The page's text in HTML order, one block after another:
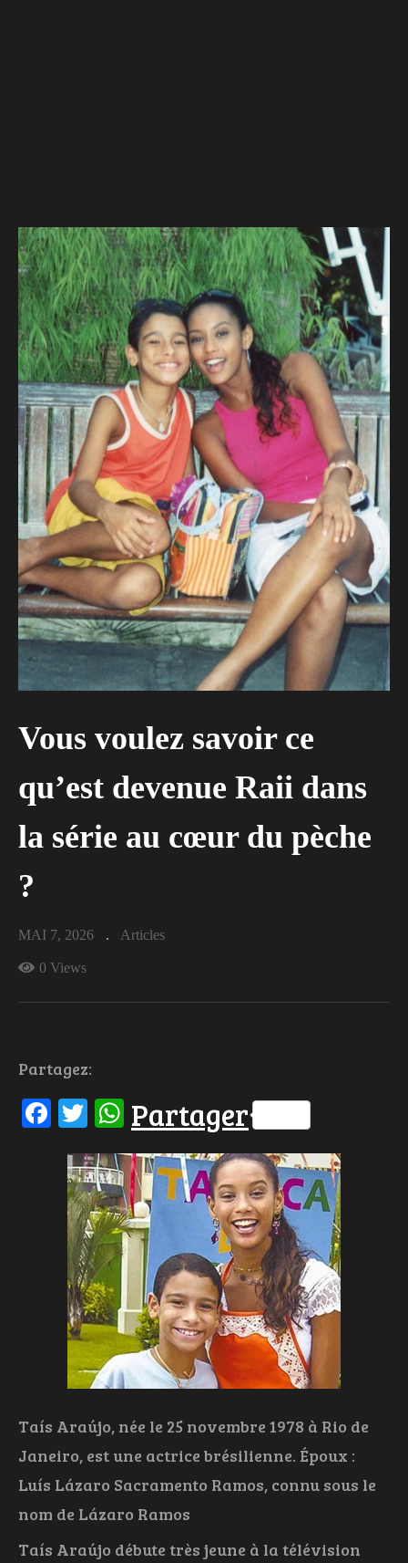
Vous voulez savoir ce
qu’est devenue Raii dans
la série au cœur du pèche
?
MAI 7, 2026 Articles
0 Views
Partagez:
Facebook
Twitter
WhatsApp
Partager
Taís Araújo, née le 25 novembre 1978 à Rio de
Janeiro, est une actrice brésilienne. Époux :
Luís Lázaro Sacramento Ramos, connu sous le
nom de Lázaro Ramos
Taís Araújo débute très jeune à la télévision